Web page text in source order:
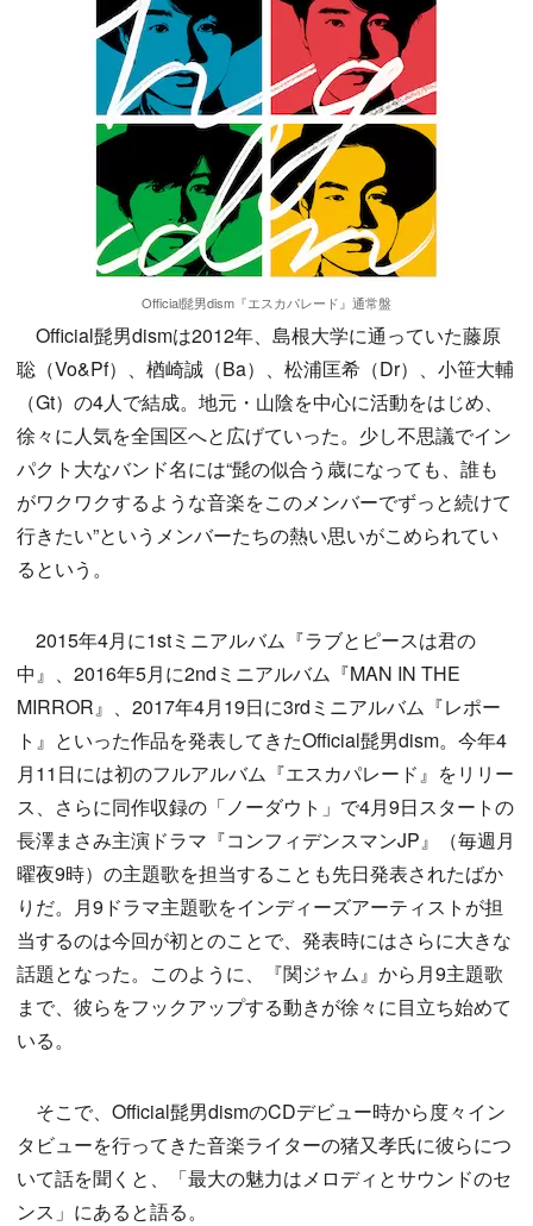
Official髭男dism『エスカパレード』通常盤
Official髭男dismは2012年、島根大学に通っていた藤原
聡（Vo&Pf）、楢崎誠（Ba）、松浦匡希（Dr）、小笹大輔
（Gt）の4人で結成。地元・山陰を中心に活動をはじめ、
徐々に人気を全国区へと広げていった。少し不思議でイン
パクト大なバンド名には“髭の似合う歳になっても、誰も
がワクワクするような音楽をこのメンバーでずっと続けて
行きたい”というメンバーたちの熱い思いがこめられてい
るという。
2015年4月に1stミニアルバム『ラブとピースは君の
中』、2016年5月に2ndミニアルバム『MAN IN THE
MIRROR』、2017年4月19日に3rdミニアルバム『レポー
ト』といった作品を発表してきたOfficial髭男dism。今年4
月11日には初のフルアルバム『エスカパレード』をリリー
ス、さらに同作収録の「ノーダウト」で4月9日スタートの
長澤まさみ主演ドラマ『コンフィデンスマンJP』（毎週月
曜夜9時）の主題歌を担当することも先日発表されたばか
りだ。月9ドラマ主題歌をインディーズアーティストが担
当するのは今回が初とのことで、発表時にはさらに大きな
話題となった。このように、『関ジャム』から月9主題歌
まで、彼らをフックアップする動きが徐々に目立ち始めて
いる。
そこで、Official髭男dismのCDデビュー時から度々イン
タビューを行ってきた音楽ライターの猪又孝氏に彼らにつ
いて話を聞くと、「最大の魅力はメロディとサウンドのセ
ンス」にあると語る。